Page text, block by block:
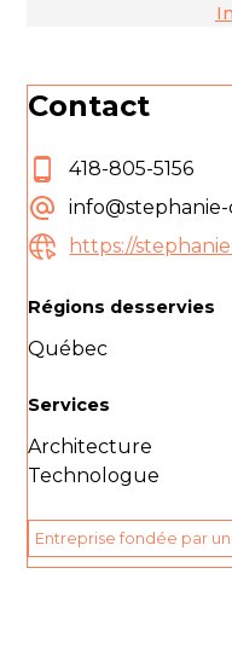
Contact
418-805-5156
info@stephanie-
https://
Régions desservies
Québec
Services
Architecture
Technologue
Entreprise fondée par